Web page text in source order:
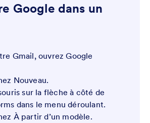
Google dans un
Gmail, ouvrez Google
Nouveau.
sur la flèche à côté de
dans le menu déroulant.
À partir d’un modèle.